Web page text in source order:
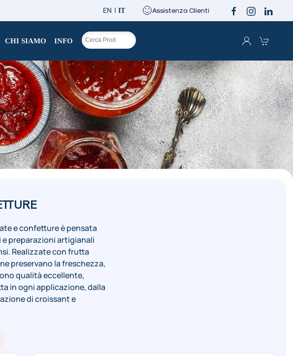
EN IT Assistenza Clienti
CHI SIAMO INFO
e confetture è pensata
preparazioni artigianali
Realizzate con frutta
preservano la freschezza,
qualità eccellente,
in ogni applicazione, dalla
di croissant e